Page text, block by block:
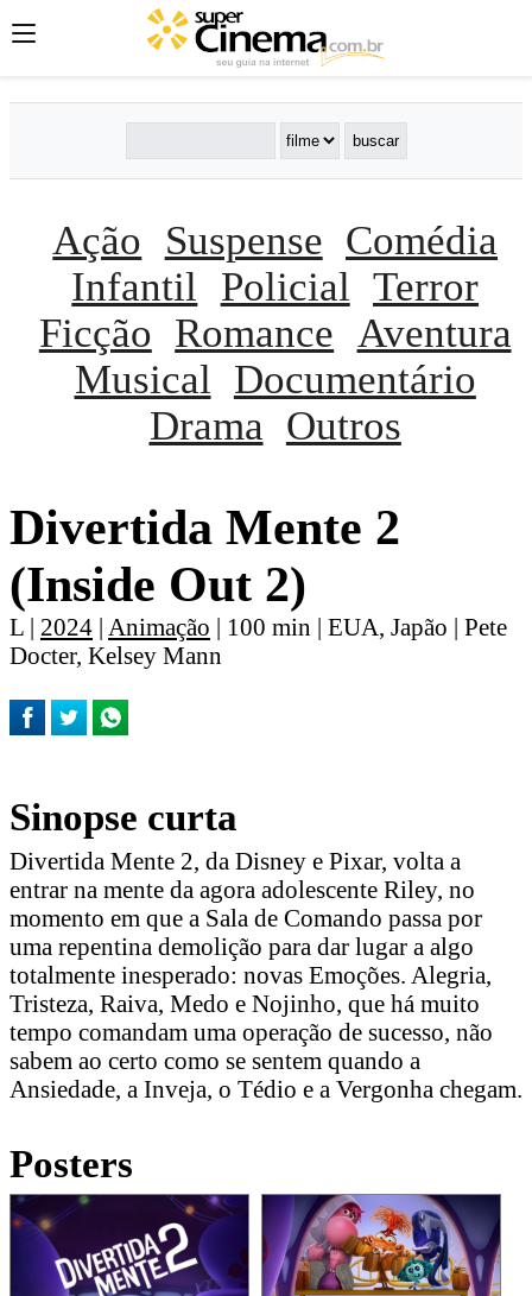
Ação Suspense Comédia
Infantil
Policial Terror
Ficção Romance Aventura
Musical
Documentário
Drama Outros
Divertida Mente 2
(Inside Out 2)
L | 2024 | Animação | 100 min | EUA, Japão | Pete
Docter, Kelsey Mann
Sinopse curta
Divertida Mente 2, da Disney e Pixar, volta a
entrar na mente da agora adolescente Riley, no
momento em que a Sala de Comando passa por
uma repentina demolição para dar lugar a algo
totalmente inesperado: novas Emoções. Alegria,
Tristeza, Raiva, Medo e Nojinho, que há muito
tempo comandam uma operação de sucesso, não
sabem ao certo como se sentem quando a
Ansiedade, a Inveja, o Tédio e a Vergonha chegam.
Posters